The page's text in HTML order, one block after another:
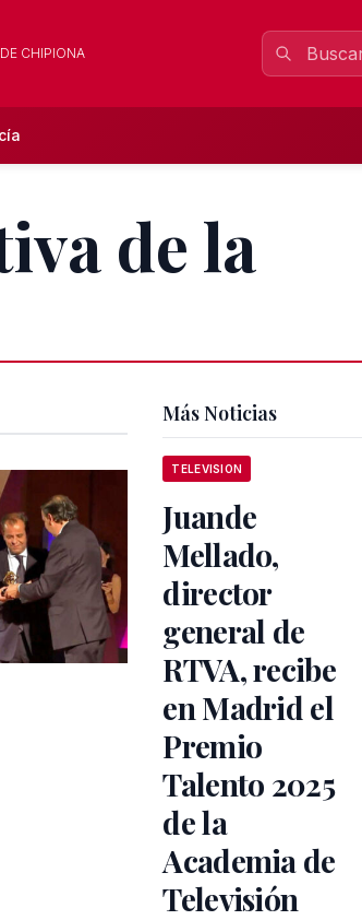
CHIPIONA
de la
Más Noticias
TELEVISION
Juande
Mellado,
director
general de
RTVA, recibe
en Madrid el
Premio
Talento 2025
de la
Academia de
Televisión